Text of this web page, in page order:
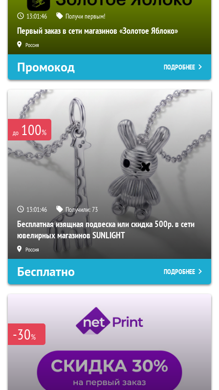
13:01:45 Получи первым!
Первый заказ в сети магазинов «Золотое Яблоко»
Россия
Промокод ПОДРОБНЕЕ
до 100%
13:01:45 Получили:73
Бесплатная изящная подвеска или скидка 500р. в сети
ювелирных магазинов SUNLIGHT
Россия
Бесплатно ПОДРОБНЕЕ
-30%